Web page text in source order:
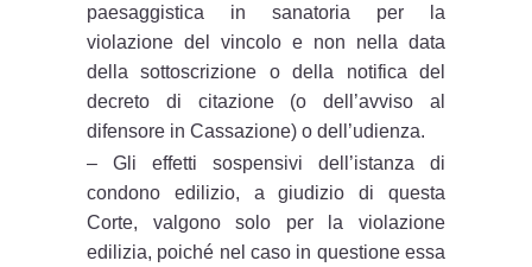
paesaggistica in sanatoria per la
violazione del vincolo e non nella data
della sottoscrizione o della notifica del
decreto di citazione (o dell’avviso al
difensore in Cassazione) o dell’udienza.
– Gli effetti sospensivi dell’istanza di
condono edilizio, a giudizio di questa
Corte, valgono solo per la violazione
edilizia, poiché nel caso in questione essa